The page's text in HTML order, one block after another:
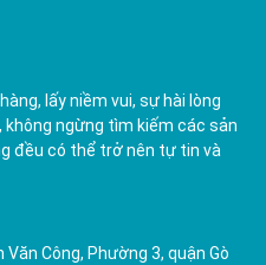
lấy niềm vui, sự hài lòng
ngừng tìm kiếm các sản
đều có thể trở nên tự tin và
Văn Công, Phường 3, quận Gò